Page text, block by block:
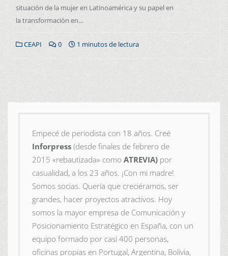
situación de la mujer en Latinoamérica y su papel en
la transformación en…
CEAPI 0 1 minutos de lectura
Empecé de periodista con 18 años. Creé
Inforpress (desde finales de febrero de
2015 «rebautizada» como ATREVIA) por
casualidad, a los 23 años. ¡Con mi madre!
Somos socias. Quería que creciéramos, ser
grandes, hacer proyectos atractivos. Hoy
somos la mayor empresa de Comunicación y
Posicionamiento Estratégico en España, con un
equipo formado por casi 400 personas,
oficinas propias en Portugal, Argentina, Bolivia,